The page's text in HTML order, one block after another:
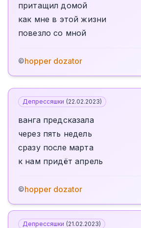
притащил домой
как мне в этой жизни
повезло со мной
©hopper dozator
Депрессяшки (22.02.2023)
ванга предсказала
через пять недель
сразу после марта
к нам придёт апрель
©hopper dozator
Депрессяшки (21.02.2023)